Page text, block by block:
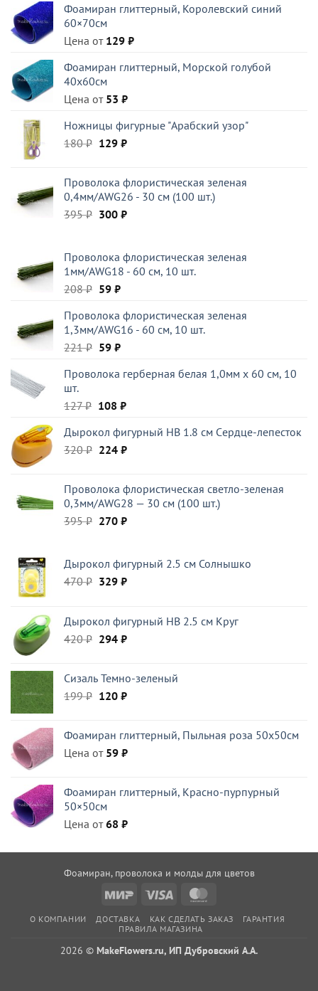
Фоамиран глиттерный, Королевский синий
60×70см
Цена от 129 ₽
Фоамиран глиттерный, Морской голубой
40x60см
Цена от 53 ₽
Ножницы фигурные "Арабский узор"
180₽ Первоначальная
180 ₽.
129 ₽Текущая
Проволока флористическая зеленая
0,4мм/AWG26 - 30 см (100 шт.)
395₽ Первоначальная
395 ₽.
300 ₽Текущая
Проволока флористическая зеленая
1мм/AWG18 - 60 см, 10 шт.
208₽ Первоначальная
составляла
208 ₽.
59 ₽Текущая
59 ₽.
Проволока флористическая зеленая
1,3мм/AWG16 - 60 см, 10 шт.
221₽ Первоначальная
составляла
59 ₽Текущая
59 ₽.
Проволока герберная белая 1,0мм x 60 см, 10
шт.
127₽ Первоначальная
составляла
127 ₽.
108 ₽Текущая
108 ₽.
Дырокол фигурный HB 1.8 см Cердце-лепесток
320₽ Первоначальная
320 ₽.
224 ₽Текущая
Проволока флористическая светло-зеленая
0,3мм/AWG28 — 30 см (100 шт.)
395₽ Первоначальная
395 ₽.
270 ₽Текущая
Дырокол фигурный 2.5 см Солнышко
470₽ Первоначальная
470 ₽.
329 ₽Текущая
Дырокол фигурный HB 2.5 см Круг
420₽ Первоначальная
420 ₽.
294 ₽Текущая
Сизаль Темно-зеленый
199₽ Первоначальная
199 ₽.
120 ₽Текущая
Фоамиран глиттерный, Пыльная роза 50x50см
Цена от 59 ₽
Фоамиран глиттерный, Красно-пурпурный
50×50см
Цена от68 ₽
Фоамиран, проволока и молды для цветов
Mir
Visa
О КОМПАНИИ ДОСТАВКА КАК СДЕЛАТЬ ЗАКАЗ
ГАРАНТИЯ
ПРАВИЛА МАГАЗИНА
2026 © MakeFlowers.ru, ИП Дубровский А.А.